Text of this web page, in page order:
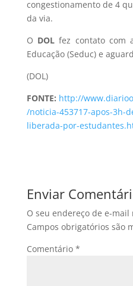
congestionamento de 4
da via.
O DOL fez contato com
Educação (Seduc) e
(DOL)
FONTE: http://
/noticia-453717-apos-3h-
liberada-por-
Enviar
O seu endereço de e-
Campos obrigatórios são
Comentário *